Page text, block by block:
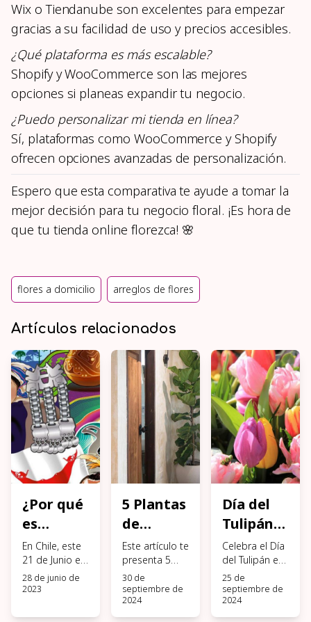
Wix o Tiendanube son excelentes para empezar
gracias a su facilidad de uso y precios accesibles.
¿Qué plataforma es más escalable?
Shopify y WooCommerce son las mejores
opciones si planeas expandir tu negocio.
¿Puedo personalizar mi tienda en línea?
Sí, plataformas como WooCommerce y Shopify
ofrecen opciones avanzadas de personalización.
Espero que esta comparativa te ayude a tomar la
mejor decisión para tu negocio floral. ¡Es hora de
que tu tienda online florezca! 🌸
flores a domicilio arreglos de flores
Artículos relacionados
¿Por qué
es
feriado
este 21
de Junio?
En Chile, este
21 de Junio es
un feriado
nacional pero
28 de junio de
2023
5 Plantas
de
Interior
Grandes
y Altas
Este artículo te
presenta 5
plantas de
interior
grandes y
altas que
30 de
septiembre de
2024
Día del
Tulipán
en Chile:
Dónde
obtenerlos
Celebra el Día
del Tulipán en
Chile
descubriendo
dónde
encontrar los
25 de
septiembre de
2024